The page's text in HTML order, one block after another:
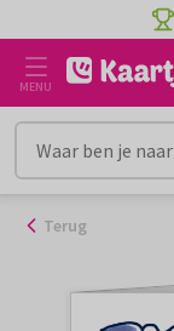
naar
inhoud
MENU
Terug